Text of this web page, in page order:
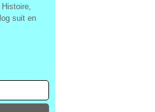
suit en